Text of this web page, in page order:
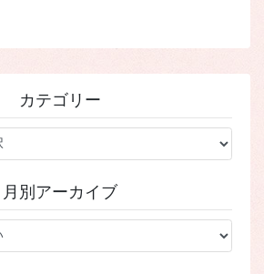
カテゴリー
月別アーカイブ